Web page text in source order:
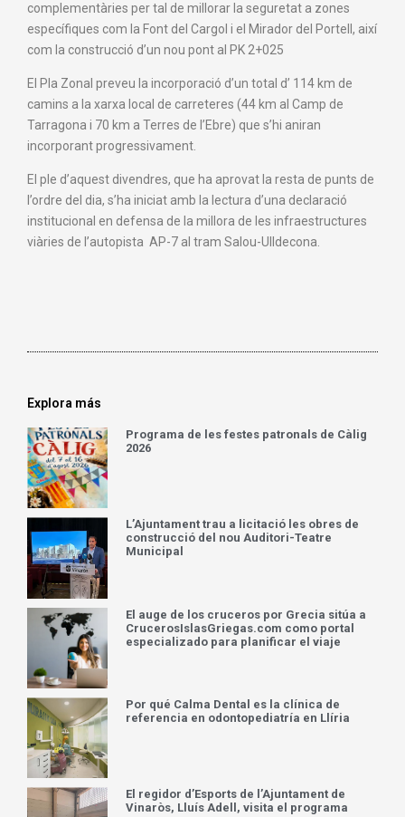
complementàries per tal de millorar la seguretat a zones
específiques com la Font del Cargol i el Mirador del Portell, així
com la construcció d’un nou pont al PK 2+025
El Pla Zonal preveu la incorporació d’un total d’ 114 km de
camins a la xarxa local de carreteres (44 km al Camp de
Tarragona i 70 km a Terres de l’Ebre) que s’hi aniran
incorporant progressivament.
El ple d’aquest divendres, que ha aprovat la resta de punts de
l’ordre del dia, s’ha iniciat amb la lectura d’una declaració
institucional en defensa de la millora de les infraestructures
viàries de l’autopista AP-7 al tram Salou-Ulldecona.
Explora más
Programa de les festes patronals de Càlig
2026
L’Ajuntament trau a licitació les obres de
construcció del nou Auditori-Teatre
Municipal
El auge de los cruceros por Grecia sitúa a
CrucerosIslasGriegas.com como portal
especializado para planificar el viaje
Por qué Calma Dental es la clínica de
referencia en odontopediatría en Llíria
El regidor d’Esports de l’Ajuntament de
Vinaròs, Lluís Adell, visita el programa